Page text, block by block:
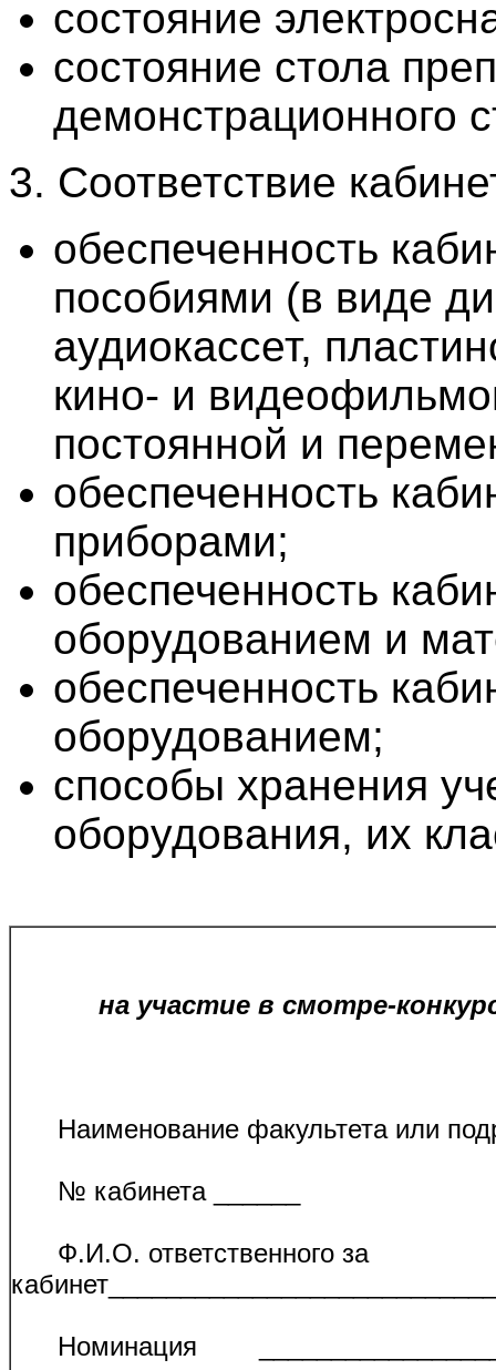
состояние
состояние стола
демонстрационного
3. Соответствие
обеспеченность
пособиями (в виде
аудиокассет,
кино- и
постоянной и
обеспеченность
приборами;
обеспеченность
оборудованием и
обеспеченность
оборудованием;
способы хранения
оборудования, их
на участие в смотре-
Наименование факультета или
№ кабинета ______
Ф.И.О. ответственного за
Номинация